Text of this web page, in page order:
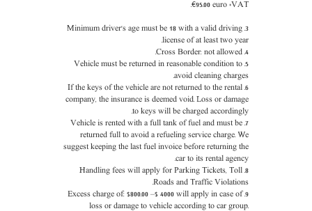
€95.00 euro +VAT.
3. Minimum driver’s age must be 18 with a valid driving
license of at least two year.
4. Cross Border: not allowed.
5. Vehicle must be returned in reasonable condition to
avoid cleaning charges.
6. If the keys of the vehicle are not returned to the rental
company, the insurance is deemed void. Loss or damage
to keys will be charged accordingly.
7. Vehicle is rented with a full tank of fuel and must be
returned full to avoid a refueling service charge. We
suggest keeping the last fuel invoice before returning the
car to its rental agency.
8. Handling fees will apply for Parking Tickets, Toll
Roads and Traffic Violations.
9. Excess charge of: $800.00 –$ 4000 will apply in case of
loss or damage to vehicle according to car group.